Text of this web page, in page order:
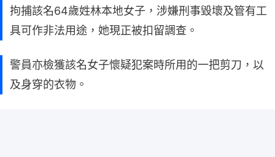
拘捕該名64歲姓林本地女子，涉嫌刑事毀壞及管有工
具可作非法用途，她現正被扣留調查。
警員亦檢獲該名女子懷疑犯案時所用的一把剪刀，以
及身穿的衣物。